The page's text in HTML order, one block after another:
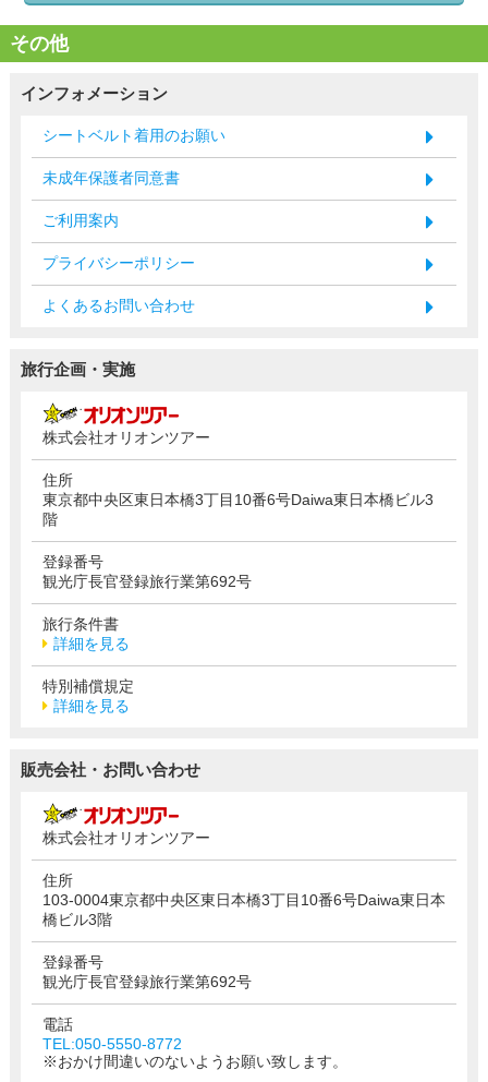
その他
インフォメーション
シートベルト着用のお願い
未成年保護者同意書
ご利用案内
プライバシーポリシー
よくあるお問い合わせ
旅行企画・実施
株式会社オリオンツアー
住所
東京都中央区東日本橋3丁目10番6号Daiwa東日本橋ビル3
階
登録番号
観光庁長官登録旅行業第692号
旅行条件書
詳細を見る
特別補償規定
詳細を見る
販売会社・お問い合わせ
株式会社オリオンツアー
住所
103-0004東京都中央区東日本橋3丁目10番6号Daiwa東日本
橋ビル3階
登録番号
観光庁長官登録旅行業第692号
電話
TEL:050-5550-8772
※おかけ間違いのないようお願い致します。